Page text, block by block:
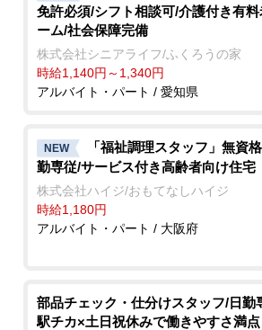
免許必須/シフト相談可/介護付き有
ーム/社会保障完備
株式会社シニアライフ/ふくろうの家
時給1,140円～1,340円
アルバイト・パート / 愛知県
NEW
「福祉調理スタッフ」無資
勤専従/サービス付き高齢者向け住宅
株式会社ハイジ/おもてなしハイジ
時給1,180円
アルバイト・パート / 大阪府
部品チェック・仕分けスタッフ/日勤
駅チカ×土日祝休みで働きやすさ満点